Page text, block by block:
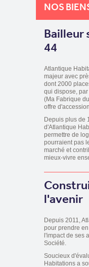
NOS
Bailleur
44
Atlantique
majeur avec
dont 2000
qui dispose,
(Ma Fabrique
offre
Depuis plus de
d'Atlantique
permettre de
pourraient pas
marché et
mieux-vivre
l'avenir
Depuis 2011,
pour prendre
l'impact de ses
Société.
Soucieux
Habitations a